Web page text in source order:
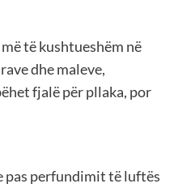
të kushtueshëm në
dhe maleve,
fjalë për pllaka, por
pas perfundimit të luftës